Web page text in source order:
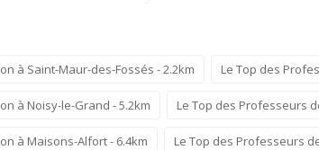
à Saint-Maur-des-Fossés - 2.2km Le Top des
à Noisy-le-Grand - 5.2km Le Top des Professeurs
à Maisons-Alfort - 6.4km Le Top des Professeurs